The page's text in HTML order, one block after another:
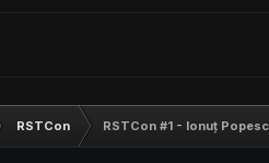
RSTCon RSTCon #1 - Ionuț